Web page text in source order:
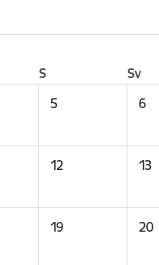
S
Sv
5 6
12 13
19 20